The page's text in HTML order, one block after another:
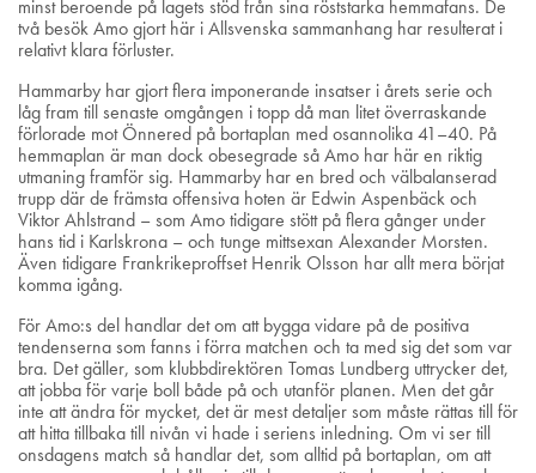
minst beroende på lagets stöd från sina röststarka hemmafans. De
två besök Amo gjort här i Allsvenska sammanhang har resulterat i
relativt klara förluster.
Hammarby har gjort flera imponerande insatser i årets serie och
låg fram till senaste omgången i topp då man litet överraskande
förlorade mot Önnered på bortaplan med osannolika 41–40. På
hemmaplan är man dock obesegrade så Amo har här en riktig
utmaning framför sig. Hammarby har en bred och välbalanserad
trupp där de främsta offensiva hoten är Edwin Aspenbäck och
Viktor Ahlstrand – som Amo tidigare stött på flera gånger under
hans tid i Karlskrona – och tunge mittsexan Alexander Morsten.
Även tidigare Frankrikeproffset Henrik Olsson har allt mera börjat
komma igång.
För Amo:s del handlar det om att bygga vidare på de positiva
tendenserna som fanns i förra matchen och ta med sig det som var
bra. Det gäller, som klubbdirektören Tomas Lundberg uttrycker det,
att jobba för varje boll både på och utanför planen. Men det går
inte att ändra för mycket, det är mest detaljer som måste rättas till för
att hitta tillbaka till nivån vi hade i seriens inledning. Om vi ser till
onsdagens match så handlar det, som alltid på bortaplan, om att